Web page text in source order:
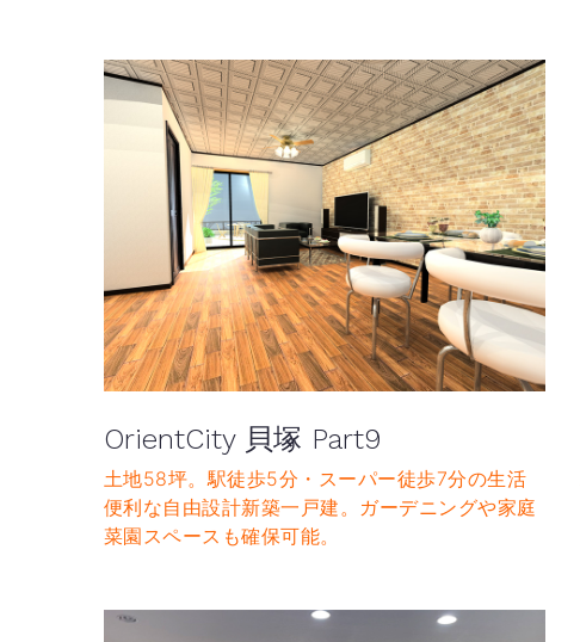
OrientCity 貝塚 Part9
土地58坪。駅徒歩5分・スーパー徒歩7分の生活
便利な自由設計新築一戸建。ガーデニングや家庭
菜園スペースも確保可能。